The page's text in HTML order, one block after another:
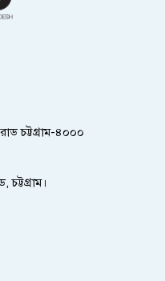
চট্টগ্রাম-৪০০০